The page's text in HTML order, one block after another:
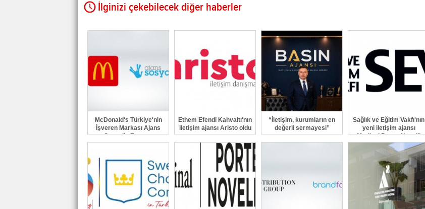
İlginizi çekebilecek diğer haberler
McDonald's Türkiye'nin
İşveren Markası Ajans
Sosyal'e Emanet
Ethem Efendi Kahvaltı'nın
iletişim ajansı Aristo oldu
“İletişim, kurumların en
değerli sermayesi”
Sağlık ve Eğitim Vakfı'nın
yeni iletişim ajansı
Marjinal Porter Novelli
oldu